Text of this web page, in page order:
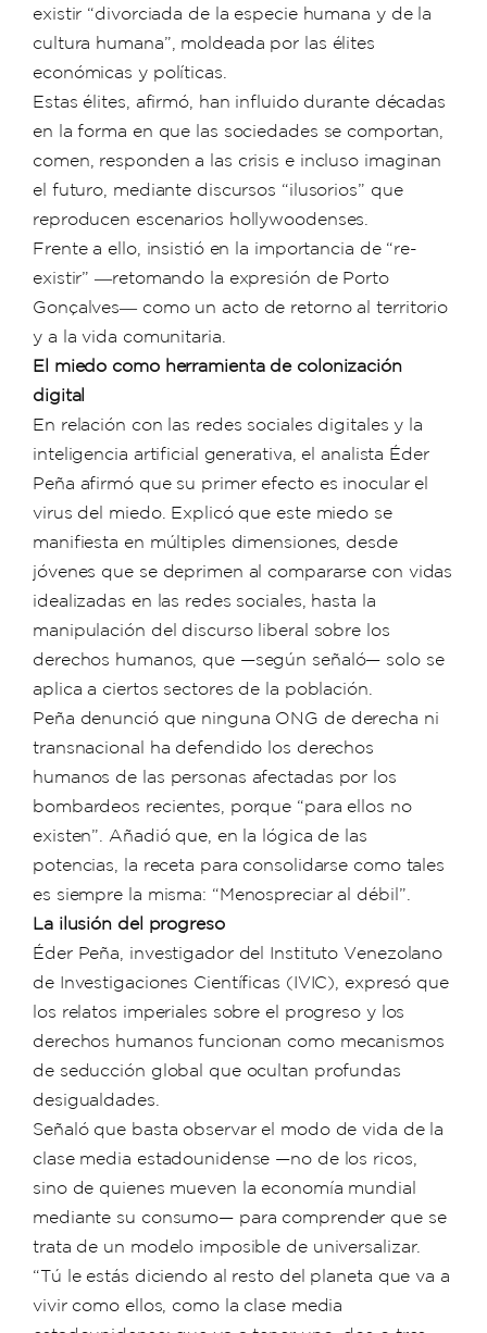
existir “divorciada de la especie humana y de la
cultura humana”, moldeada por las élites
económicas y políticas.
Estas élites, afirmó, han influido durante décadas
en la forma en que las sociedades se comportan,
comen, responden a las crisis e incluso imaginan
el futuro, mediante discursos “ilusorios” que
reproducen escenarios hollywoodenses.
Frente a ello, insistió en la importancia de “re-
existir” ―retomando la expresión de Porto
Gonçalves― como un acto de retorno al territorio
y a la vida comunitaria.
El miedo como herramienta de colonización
digital
En relación con las redes sociales digitales y la
inteligencia artificial generativa, el analista Éder
Peña afirmó que su primer efecto es inocular el
virus del miedo. Explicó que este miedo se
manifiesta en múltiples dimensiones, desde
jóvenes que se deprimen al compararse con vidas
idealizadas en las redes sociales, hasta la
manipulación del discurso liberal sobre los
derechos humanos, que —según señaló— solo se
aplica a ciertos sectores de la población.
Peña denunció que ninguna ONG de derecha ni
transnacional ha defendido los derechos
humanos de las personas afectadas por los
bombardeos recientes, porque “para ellos no
existen”. Añadió que, en la lógica de las
potencias, la receta para consolidarse como tales
es siempre la misma: “Menospreciar al débil”.
La ilusión del progreso
Éder Peña, investigador del Instituto Venezolano
de Investigaciones Científicas (IVIC), expresó que
los relatos imperiales sobre el progreso y los
derechos humanos funcionan como mecanismos
de seducción global que ocultan profundas
desigualdades.
Señaló que basta observar el modo de vida de la
clase media estadounidense —no de los ricos,
sino de quienes mueven la economía mundial
mediante su consumo— para comprender que se
trata de un modelo imposible de universalizar.
“Tú le estás diciendo al resto del planeta que va a
vivir como ellos, como la clase media